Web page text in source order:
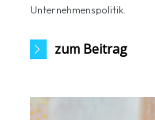
Unternehmenspolitik.
zum Beitrag